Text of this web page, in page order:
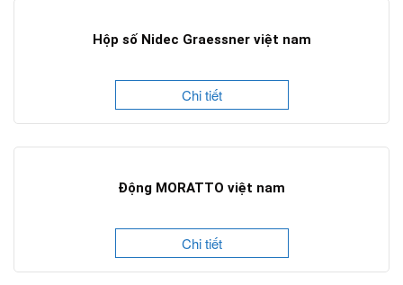
Hộp số Nidec Graessner việt nam
Chi tiết
Động MORATTO việt nam
Chi tiết